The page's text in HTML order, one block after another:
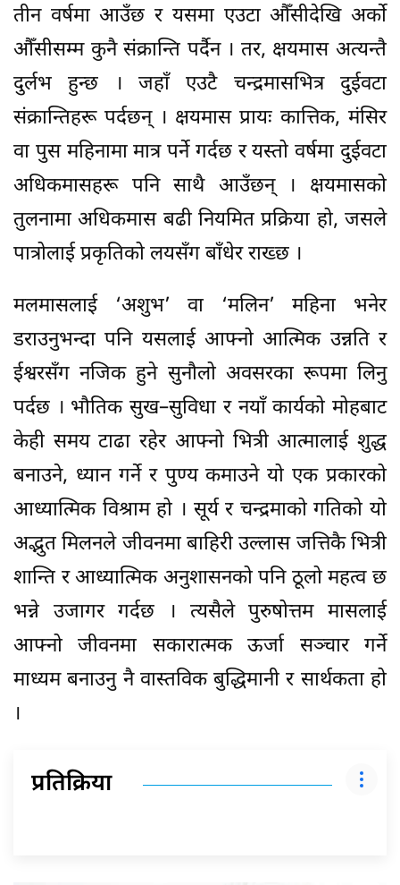
तीन वर्षमा आउँछ र यसमा एउटा औँसीदेखि अर्को
औँसीसम्म कुनै संक्रान्ति पर्दैन । तर, क्षयमास अत्यन्तै
दुर्लभ हुन्छ । जहाँ एउटै चन्द्रमासभित्र दुईवटा
संक्रान्तिहरू पर्दछन् । क्षयमास प्रायः कात्तिक, मंसिर
वा पुस महिनामा मात्र पर्ने गर्दछ र यस्तो वर्षमा दुईवटा
अधिकमासहरू पनि साथै आउँछन् । क्षयमासको
तुलनामा अधिकमास बढी नियमित प्रक्रिया हो, जसले
पात्रोलाई प्रकृतिको लयसँग बाँधेर राख्छ ।
मलमासलाई ‘अशुभ’ वा ‘मलिन’ महिना भनेर
डराउनुभन्दा पनि यसलाई आफ्नो आत्मिक उन्नति र
ईश्वरसँग नजिक हुने सुनौलो अवसरका रूपमा लिनु
पर्दछ । भौतिक सुख–सुविधा र नयाँ कार्यको मोहबाट
केही समय टाढा रहेर आफ्नो भित्री आत्मालाई शुद्ध
बनाउने, ध्यान गर्ने र पुण्य कमाउने यो एक प्रकारको
आध्यात्मिक विश्राम हो । सूर्य र चन्द्रमाको गतिको यो
अद्भुत मिलनले जीवनमा बाहिरी उल्लास जत्तिकै भित्री
शान्ति र आध्यात्मिक अनुशासनको पनि ठूलो महत्व छ
भन्ने उजागर गर्दछ । त्यसैले पुरुषोत्तम मासलाई
आफ्नो जीवनमा सकारात्मक ऊर्जा सञ्चार गर्ने
माध्यम बनाउनु नै वास्तविक बुद्धिमानी र सार्थकता हो
।
प्रतिक्रिया